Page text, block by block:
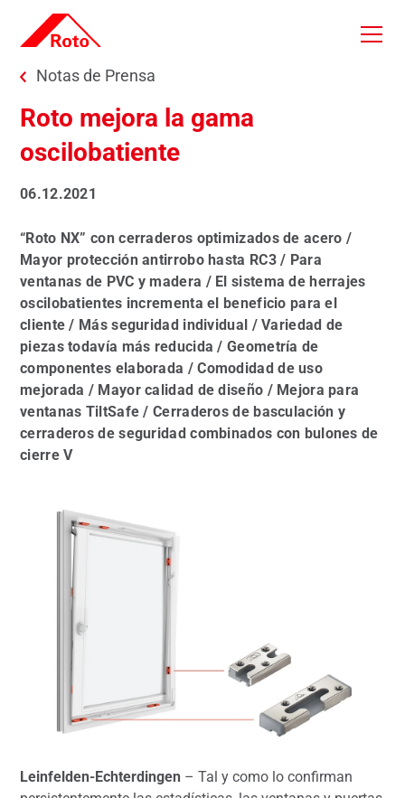
Skip to main content
You are here:
Notas de Prensa
Roto mejora la gama
oscilobatiente
06.12.2021
“Roto NX” con cerraderos optimizados de acero /
Mayor protección antirrobo hasta RC3 / Para
ventanas de PVC y madera / El sistema de herrajes
oscilobatientes incrementa el beneficio para el
cliente / Más seguridad individual / Variedad de
piezas todavía más reducida / Geometría de
componentes elaborada / Comodidad de uso
mejorada / Mayor calidad de diseño / Mejora para
ventanas TiltSafe / Cerraderos de basculación y
cerraderos de seguridad combinados con bulones de
cierre V
Leinfelden-Echterdingen – Tal y como lo confirman